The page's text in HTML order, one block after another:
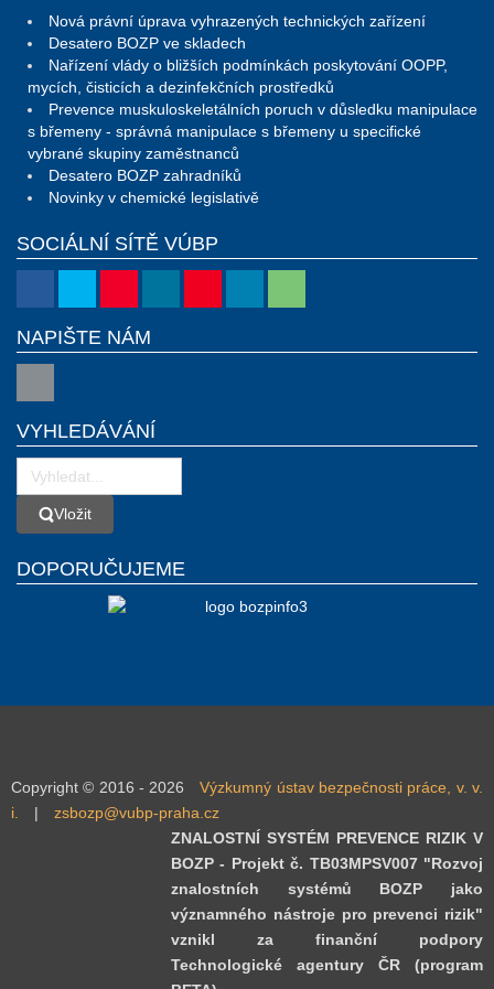
Nová právní úprava vyhrazených technických zařízení
Desatero BOZP ve skladech
Nařízení vlády o bližších podmínkách poskytování OOPP,
mycích, čisticích a dezinfekčních prostředků
Prevence muskuloskeletálních poruch v důsledku manipulace
s břemeny - správná manipulace s břemeny u specifické
vybrané skupiny zaměstnanců
Desatero BOZP zahradníků
Novinky v chemické legislativě
SOCIÁLNÍ SÍTĚ VÚBP
NAPIŠTE NÁM
VYHLEDÁVÁNÍ
VložitVložit
DOPORUČUJEME
Copyright © 2016 - 2026
Výzkumný ústav bezpečnosti práce, v. v.
i.
|
zsbozp@vubp-praha.cz
ZNALOSTNÍ SYSTÉM PREVENCE RIZIK V
BOZP - Projekt č. TB03MPSV007 "Rozvoj
znalostních systémů BOZP jako
významného nástroje pro prevenci rizik"
vznikl za finanční podpory
Technologické agentury ČR (program